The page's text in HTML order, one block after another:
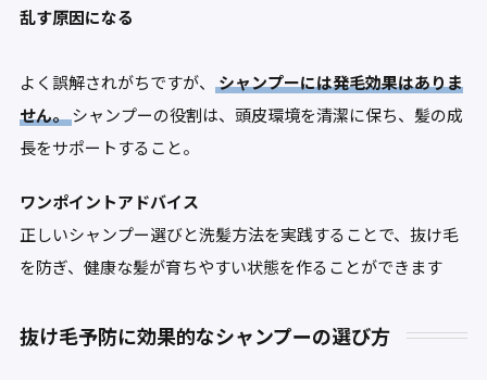
乱す原因になる
よく誤解されがちですが、
シャンプーには発毛効果はありま
せん。シャンプーの役割は、頭皮環境を清潔に保ち、髪の成
長をサポートすること。
ワンポイントアドバイス
正しいシャンプー選びと洗髪方法を実践することで、抜け毛
を防ぎ、健康な髪が育ちやすい状態を作ることができます
抜け毛予防に効果的なシャンプーの選び方